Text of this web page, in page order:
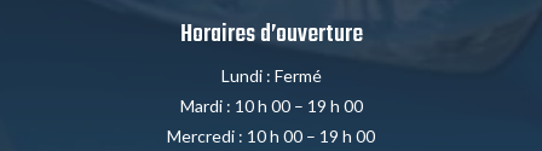
Horaires d’ouverture
Lundi : Fermé
Mardi : 10 h 00 – 19 h 00
Mercredi : 10 h 00 – 19 h 00